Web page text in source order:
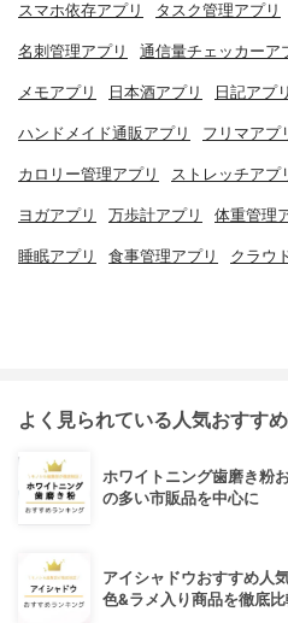
スマホ依存アプリ タスク管理アプリ
名刺管理アプリ 通信量チェッカーア
メモアプリ 日本酒アプリ 日記アプリ
ハンドメイド通販アプリ フリマアプ
カロリー管理アプリ ストレッチアプ
ヨガアプリ 万歩計アプリ 体重管理
睡眠アプリ 食事管理アプリ クラウ
よく見られている人気おすす
ホワイトニング歯磨き粉
の多い市販品を中心に
アイシャドウおすすめ人
色&ラメ入り商品を徹底比